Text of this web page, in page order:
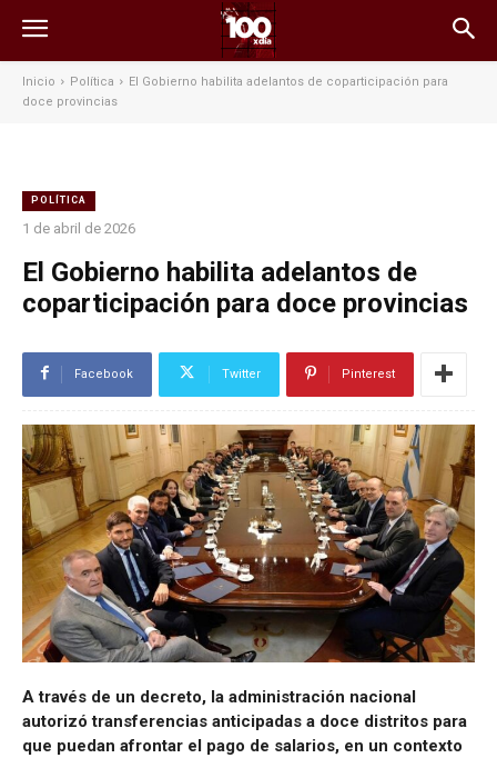
Inicio Política
El Gobierno habilita adelantos de coparticipación para
doce provincias
POLÍTICA
1 de abril de 2026
El Gobierno habilita adelantos de
coparticipación para doce provincias
Facebook Twitter Pinterest
A través de un decreto, la administración nacional
autorizó transferencias anticipadas a doce distritos para
que puedan afrontar el pago de salarios, en un contexto